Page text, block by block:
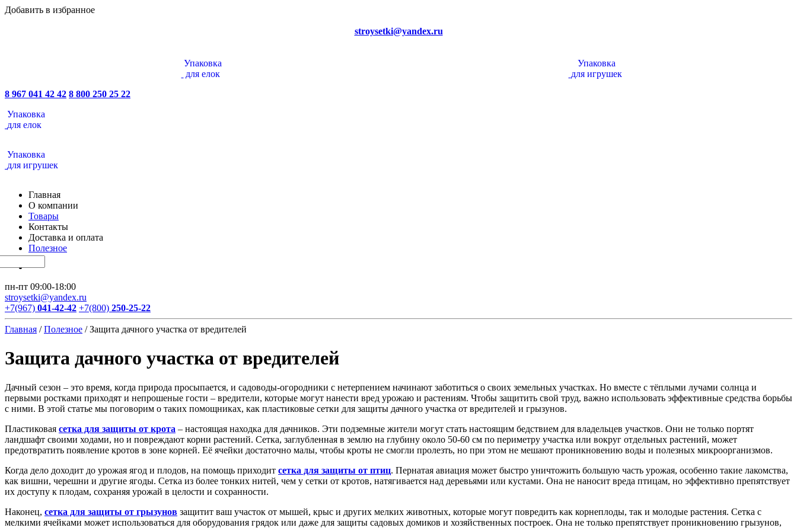
Добавить в избранное
stroysetki@yandex.ru
Упаковка
для елок
Упаковка
для игрушек
8 967 041 42 42 8 800 250 25 22
Упаковка
для елок
Упаковка
для игрушек
Главная
О компании
Товары
Контакты
Доставка и оплата
Полезное
пн-пт 09:00-18:00
stroysetki@yandex.ru
+7(967) 041-42-42 +7(800) 250-25-22
Главная /Полезное /Защита дачного участка от вредителей
Защита дачного участка от вредителей
Дачный сезон – это время, когда природа просыпается, и садоводы-огородники с нетерпением начинают заботиться о своих земельных участках. Но вместе с тёплыми лучами солнца и
первыми ростками приходят и непрошеные гости – вредители, которые могут нанести вред урожаю и растениям. Чтобы защитить свой труд, важно использовать эффективные средства борьбы
с ними. В этой статье мы поговорим о таких помощниках, как пластиковые сетки для защиты дачного участка от вредителей и грызунов.
Пластиковая сетка для защиты от крота – настоящая находка для дачников. Эти подземные жители могут стать настоящим бедствием для владельцев участков. Они не только портят
ландшафт своими ходами, но и повреждают корни растений. Сетка, заглубленная в землю на глубину около 50-60 см по периметру участка или вокруг отдельных растений, может
предотвратить появление кротов в зоне корней. Её ячейки достаточно малы, чтобы кроты не смогли пролезть, но при этом не мешают проникновению воды и полезных микроорганизмов.
Когда дело доходит до урожая ягод и плодов, на помощь приходит сетка для защиты от птиц. Пернатая авиация может быстро уничтожить большую часть урожая, особенно такие лакомства,
как вишни, черешни и другие ягоды. Сетка из более тонких нитей, чем у сетки от кротов, натягивается над деревьями или кустами. Она не наносит вреда птицам, но эффективно препятствует
их доступу к плодам, сохраняя урожай в целости и сохранности.
Наконец, сетка для защиты от грызунов защитит ваш участок от мышей, крыс и других мелких животных, которые могут повредить как корнеплоды, так и молодые растения. Сетка с
мелкими ячейками может использоваться для оборудования грядок или даже для защиты садовых домиков и хозяйственных построек. Она не только препятствует проникновению грызунов,